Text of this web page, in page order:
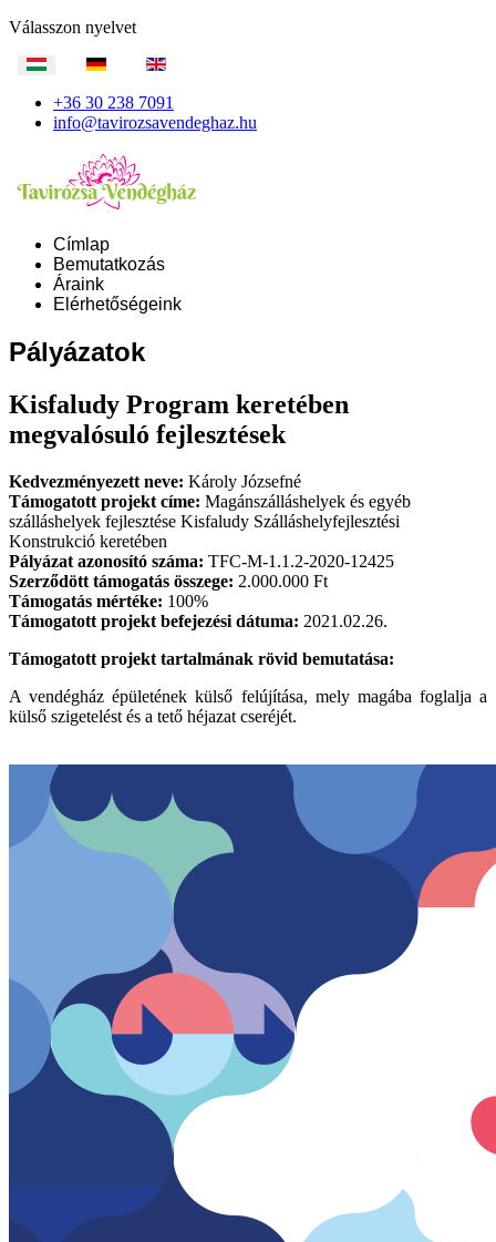
Válasszon nyelvet
+36 30 238 7091
info@tavirozsavendeghaz.hu
Címlap
Bemutatkozás
Áraink
Elérhetőségeink
Pályázatok
Kisfaludy Program keretében
megvalósuló fejlesztések
Kedvezményezett neve: Károly Józsefné
Támogatott projekt címe: Magánszálláshelyek és egyéb
szálláshelyek fejlesztése Kisfaludy Szálláshelyfejlesztési
Konstrukció keretében
Pályázat azonosító száma: TFC-M-1.1.2-2020-12425
Szerződött támogatás összege: 2.000.000 Ft
Támogatás mértéke: 100%
Támogatott projekt befejezési dátuma: 2021.02.26.
Támogatott projekt tartalmának rövid bemutatása:
A vendégház épületének külső felújítása, mely magába foglalja a
külső szigetelést és a tető héjazat cseréjét.